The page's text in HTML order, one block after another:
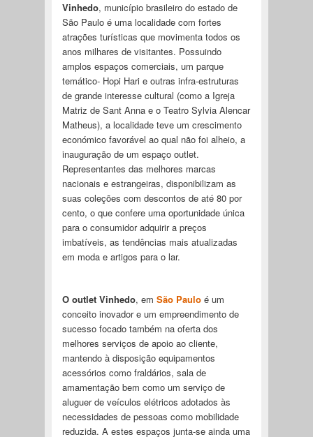
Vinhedo, município brasileiro do estado de
São Paulo é uma localidade com fortes
atrações turísticas que movimenta todos os
anos milhares de visitantes. Possuindo
amplos espaços comerciais, um parque
temático- Hopi Hari e outras infra-estruturas
de grande interesse cultural (como a Igreja
Matriz de Sant Anna e o Teatro Sylvia Alencar
Matheus), a localidade teve um crescimento
económico favorável ao qual não foi alheio, a
inauguração de um espaço outlet.
Representantes das melhores marcas
nacionais e estrangeiras, disponibilizam as
suas coleções com descontos de até 80 por
cento, o que confere uma oportunidade única
para o consumidor adquirir a preços
imbatíveis, as tendências mais atualizadas
em moda e artigos para o lar.
O outlet Vinhedo, em São Pauloé um
conceito inovador e um empreendimento de
sucesso focado também na oferta dos
melhores serviços de apoio ao cliente,
mantendo à disposição equipamentos
acessórios como fraldários, sala de
amamentação bem como um serviço de
aluguer de veículos elétricos adotados às
necessidades de pessoas como mobilidade
reduzida. A estes espaços junta-se ainda uma